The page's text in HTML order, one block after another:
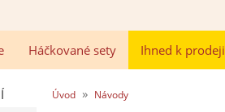
Háčkované sety Ihned k prodeji
Úvod » Návody